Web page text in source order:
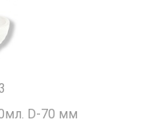
D-70 мм